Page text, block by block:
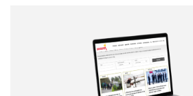
Correo electrónico